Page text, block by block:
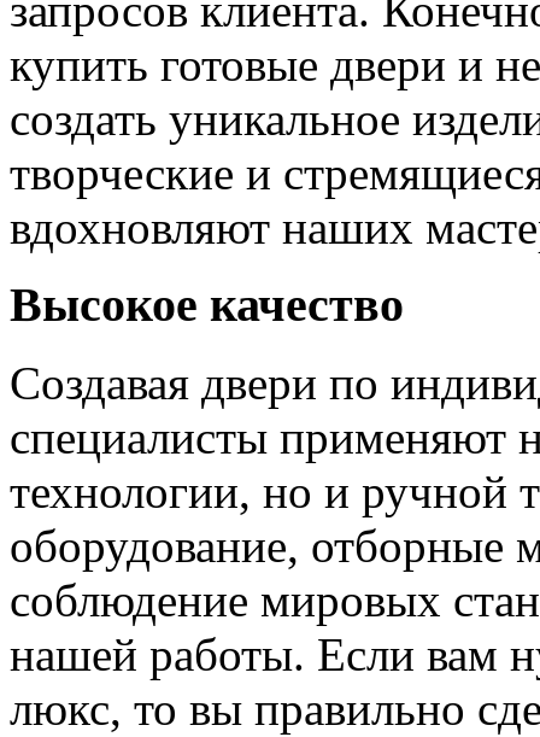
купить готовые двери и
создать уникальное
творческие и
вдохновляют наших
Высокое качество
Создавая двери по
специалисты применяют
технологии, но и ручной
оборудование, отборные
соблюдение мировых
нашей работы. Если вам
люкс, то вы правильно